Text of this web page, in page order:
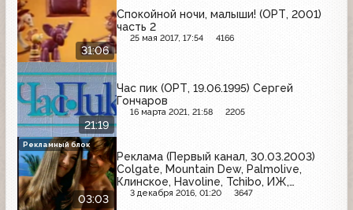
31:06
Спокойной ночи, малыши! (ОРТ, 2001)
часть 2
25 мая 2017, 17:54 4166
21:19
Час пик (ОРТ, 19.06.1995) Сергей
Гончаров
16 марта 2021, 21:58 2205
03:03
Реклама (Первый канал, 30.03.2003)
Colgate, Mountain Dew, Palmolive,
Клинское, Havoline, Tchibo, ИЖ,
Сибирская корона
3 декабря 2016, 01:20 3647
Рекламный блок